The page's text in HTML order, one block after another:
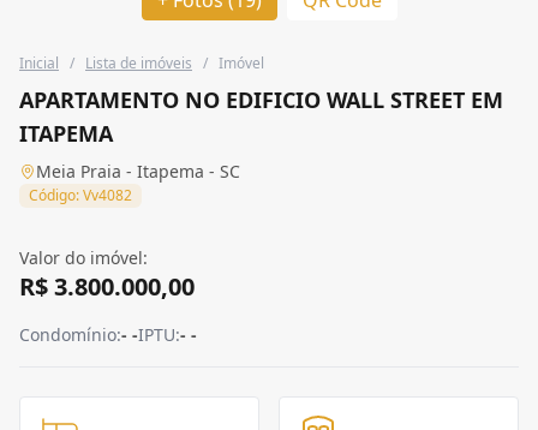
Inicial / Lista de imóveis / Imóvel
APARTAMENTO NO EDIFICIO WALL STREET EM
ITAPEMA
Meia Praia - Itapema - SC
Código: Vv4082
Valor do imóvel:
R$ 3.800.000,00
Condomínio:- -IPTU:- -